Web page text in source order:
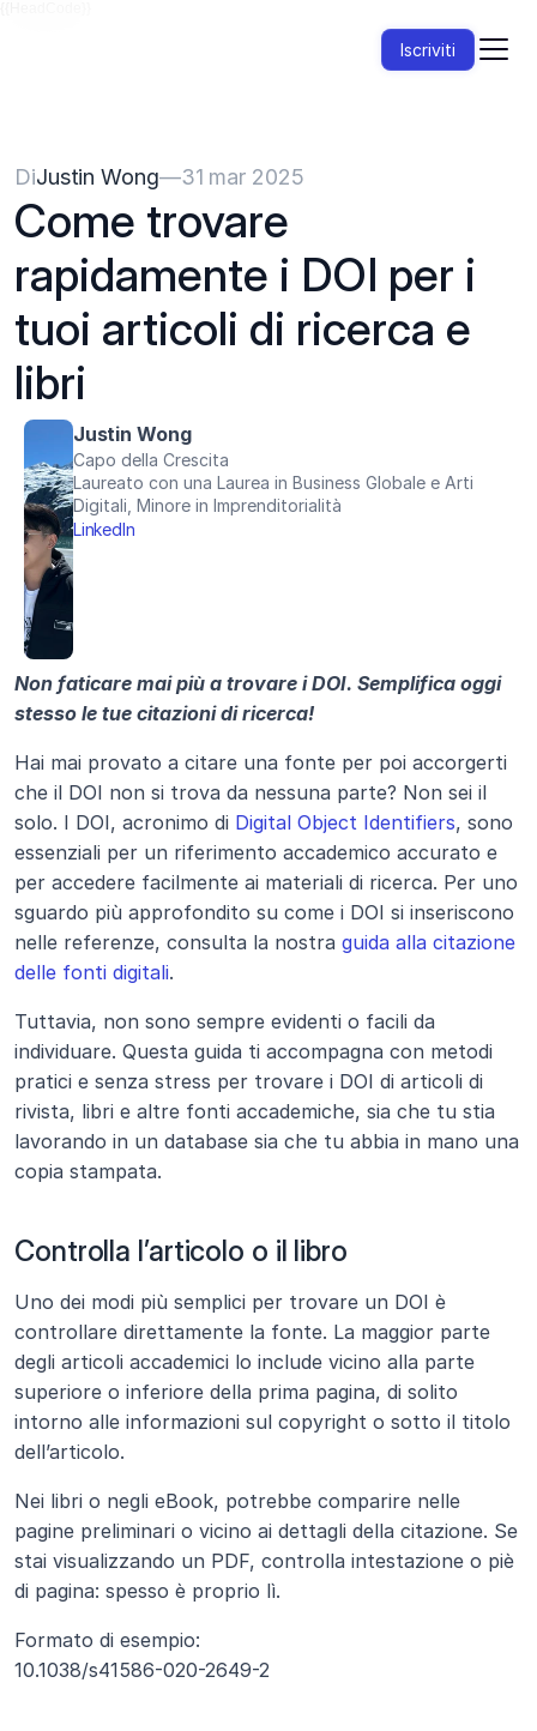
Iscriviti
DiJustin Wong—31 mar 2025
Come trovare
rapidamente i DOI per i
tuoi articoli di ricerca e
libri
Justin Wong
Capo della Crescita
Laureato con una Laurea in Business Globale e Arti
Digitali, Minore in Imprenditorialità
LinkedIn
Non faticare mai più a trovare i DOI. Semplifica oggi
stesso le tue citazioni di ricerca!
Hai mai provato a citare una fonte per poi accorgerti
che il DOI non si trova da nessuna parte? Non sei il
solo. I DOI, acronimo di Digital Object Identifiers, sono
essenziali per un riferimento accademico accurato e
per accedere facilmente ai materiali di ricerca. Per uno
sguardo più approfondito su come i DOI si inseriscono
nelle referenze, consulta la nostra guida alla citazione
delle fonti digitali.
Tuttavia, non sono sempre evidenti o facili da
individuare. Questa guida ti accompagna con metodi
pratici e senza stress per trovare i DOI di articoli di
rivista, libri e altre fonti accademiche, sia che tu stia
lavorando in un database sia che tu abbia in mano una
copia stampata.
Controlla l’articolo o il libro
Uno dei modi più semplici per trovare un DOI è
controllare direttamente la fonte. La maggior parte
degli articoli accademici lo include vicino alla parte
superiore o inferiore della prima pagina, di solito
intorno alle informazioni sul copyright o sotto il titolo
dell’articolo.
Nei libri o negli eBook, potrebbe comparire nelle
pagine preliminari o vicino ai dettagli della citazione. Se
stai visualizzando un PDF, controlla intestazione o piè
di pagina: spesso è proprio lì.
Formato di esempio:
10.1038/s41586-020-2649-2